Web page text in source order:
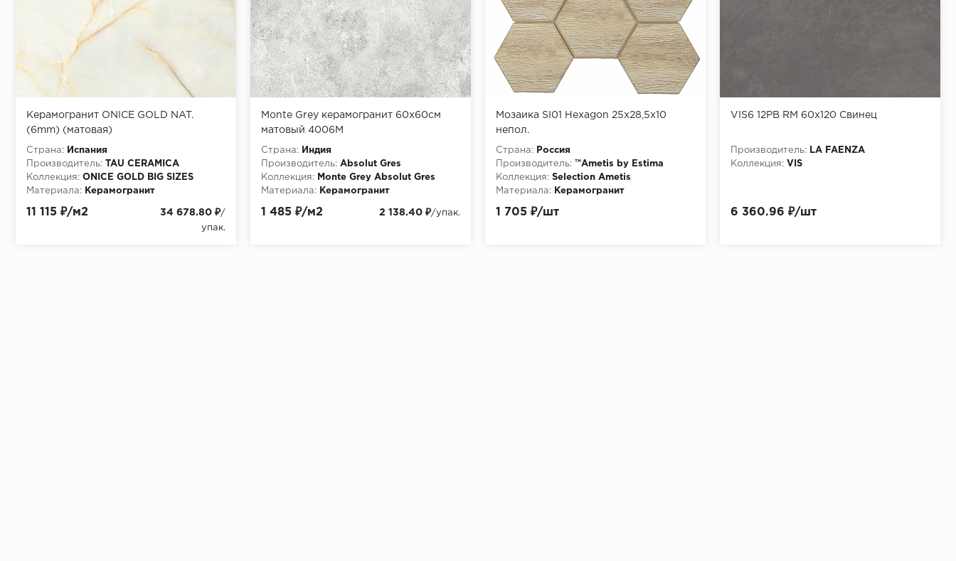
Керамогранит ONICE GOLD NAT.
(6mm) (матовая)
Страна:
Испания
Производитель:
TAU CERAMICA
Коллекция: ONICE GOLD BIG SIZES
Материала:
Керамогранит
11 115 ₽/м2 34 678.80 ₽/
упак.
Monte Grey керамогранит 60x60см
матовый 4006M
Страна:
Индия
Производитель: Absolut Gres
Коллекция:
Monte Grey Absolut Gres
Материала:
Керамогранит
1 485 ₽/м2 2 138.40 ₽/упак.
Мозаика SI01 Hexagon 25x28,5x10
непол.
Страна:
Россия
Производитель: ™Ametis by Estima
Коллекция: Selection Ametis
Материала:
Керамогранит
http://pixmosaic.ruМозаика
1 705 ₽/шт
VIS6 12PB RM 60x120 Свинец
Производитель:
LA FAENZA
Коллекция: VIS
6 360.96 ₽/шт